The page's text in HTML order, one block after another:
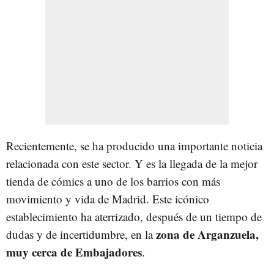
Recientemente, se ha producido una importante noticia
relacionada con este sector. Y es la llegada de la mejor
tienda de cómics a uno de los barrios con más
movimiento y vida de Madrid. Este icónico
establecimiento ha aterrizado, después de un tiempo de
dudas y de incertidumbre, en lazona de Arganzuela,
muy cerca de Embajadores.